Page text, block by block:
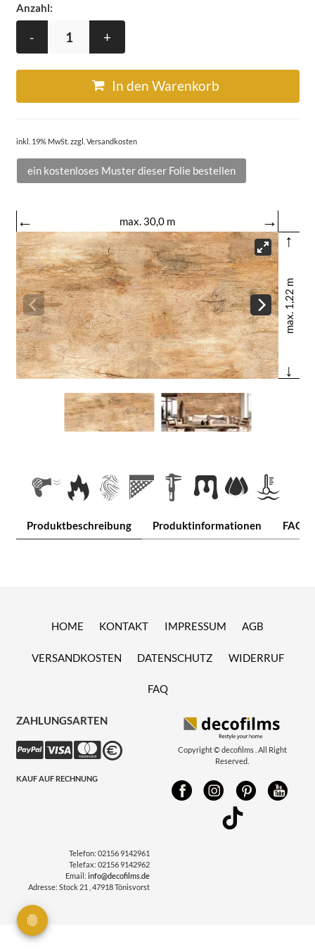
Anzahl:
- +
In den Warenkorb
inkl. 19% MwSt. zzgl. Versandkosten
ein kostenloses Muster dieser Folie bestellen
← max. 30,0 m
→
↑
max. 1,22 m
↓
Produktbeschreibung Produktinformationen FAQ
HOME KONTAKT IMPRESSUM AGB
VERSANDKOSTEN DATENSCHUTZ WIDERRUF
FAQ
ZAHLUNGSARTEN
KAUF AUF RECHNUNG
Copyright © decofilms . All Right
Reserved.
Telefon: 02156 9142961
Telefax: 02156 9142962
Email: info@decofilms.de
Adresse: Stock 21 , 47918 Tönisvorst